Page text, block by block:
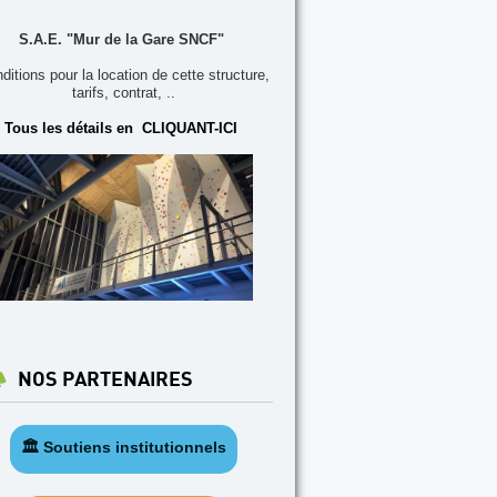
S.A.E. "Mur de la Gare SNCF"
pour la location de cette structure,
tarifs, contrat, ..
Tous les détails en CLIQUANT-ICI
NOS PARTENAIRES
🏛️ Soutiens institutionnels